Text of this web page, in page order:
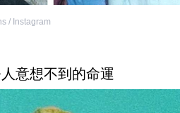
/ Instagram
意想不到的命運